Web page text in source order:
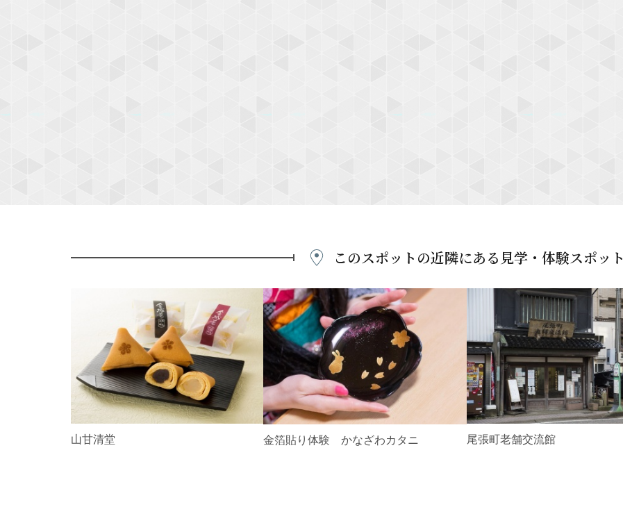
このスポットの近隣にある 見学・体験スポット
u
s
越山甘清堂 金箔貼り体験 かなざわカタニ 尾張町老舗交流館